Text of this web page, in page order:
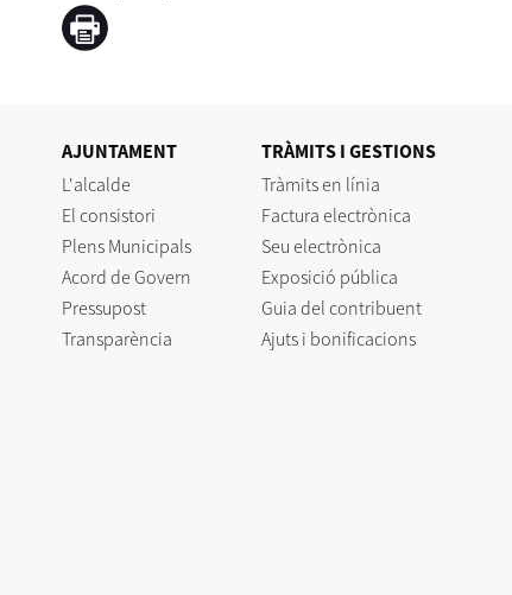
AJUNTAMENT
L'alcalde
El consistori
Plens Municipals
Acord de Govern
Pressupost
Transparència
TRÀMITS I GESTIONS
Tràmits en línia
Factura electrònica
Seu electrònica
Exposició pública
Guia del contribuent
Ajuts i bonificacions